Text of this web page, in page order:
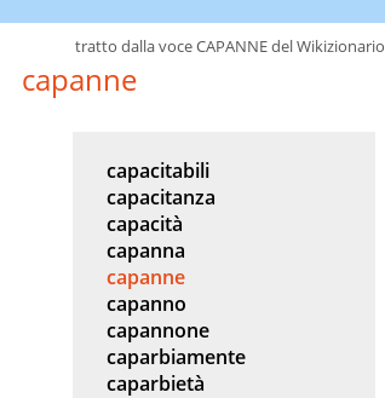
capanne
tratto dalla voce CAPANNE del Wikizionario
capacitabili
capacitanza
capacità
capanna
capanne
capanno
capannone
caparbiamente
caparbietà